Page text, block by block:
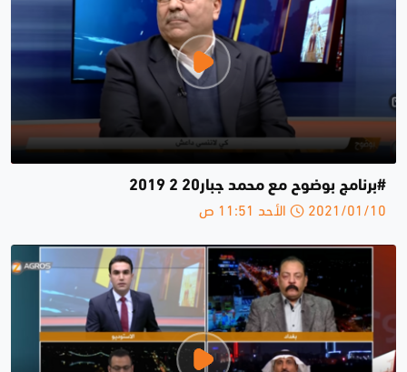
#برنامج بوضوح مع محمد جبار20 2 2019
2021/01/10 الأحد 11:51 ص